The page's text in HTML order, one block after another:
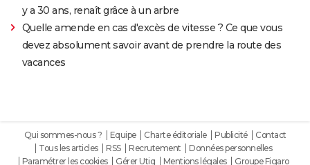
y a 30 ans, renaît grâce à un arbre
Quelle amende en cas d'excès de vitesse ? Ce que vous
devez absolument savoir avant de prendre la route des
vacances
Qui sommes-nous ? Equipe Charte éditoriale Publicité
Contact
Tous les articles
RSS Recrutement
Données personnelles
Paramétrer les cookies
Gérer Utiq Mentions légales Groupe Figaro